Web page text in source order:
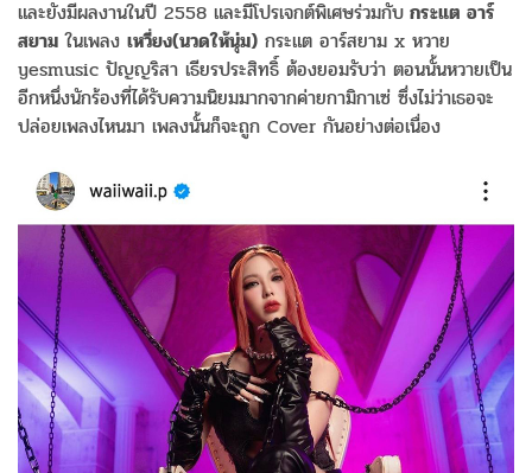
และยังมีผลงานในปี 2558 และมีโปรเจกต์พิเศษร่วมกับ กระแต อาร์
สยาม ในเพลง เหวี่ยง(นวดให้นุ่ม) กระแต อาร์สยาม x หวาย
yesmusic ปัญญริสา เธียรประสิทธิ์ ต้องยอมรับว่า ตอนนั้นหวายเป็น
อีกหนึ่งนักร้องที่ได้รับความนิยมมากจากค่ายกามิกาเซ่ ซึ่งไม่ว่าเธอจะ
ปล่อยเพลงไหนมา เพลงนั้นก็จะถูก Cover กันอย่างต่อเนื่อง